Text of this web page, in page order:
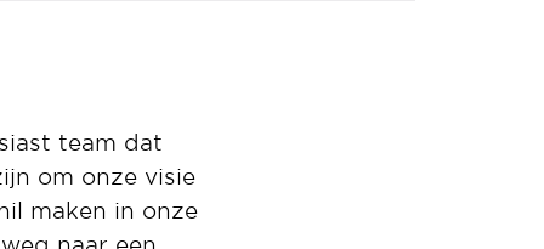
team dat
om onze visie
maken in onze
naar een